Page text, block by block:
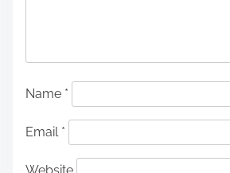
Name *
Email *